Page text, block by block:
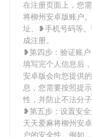
在注册页面上，您
将柳州安卓版账户
址、❥手机号码等
成注册。
❥第四步：验证账户
填写完个人信息后
安卓版会向您提供
息，您需要按照提
性，并防止不法分
❥第五步：设置安
天天爱麻将柳州安
户的安全性。例如